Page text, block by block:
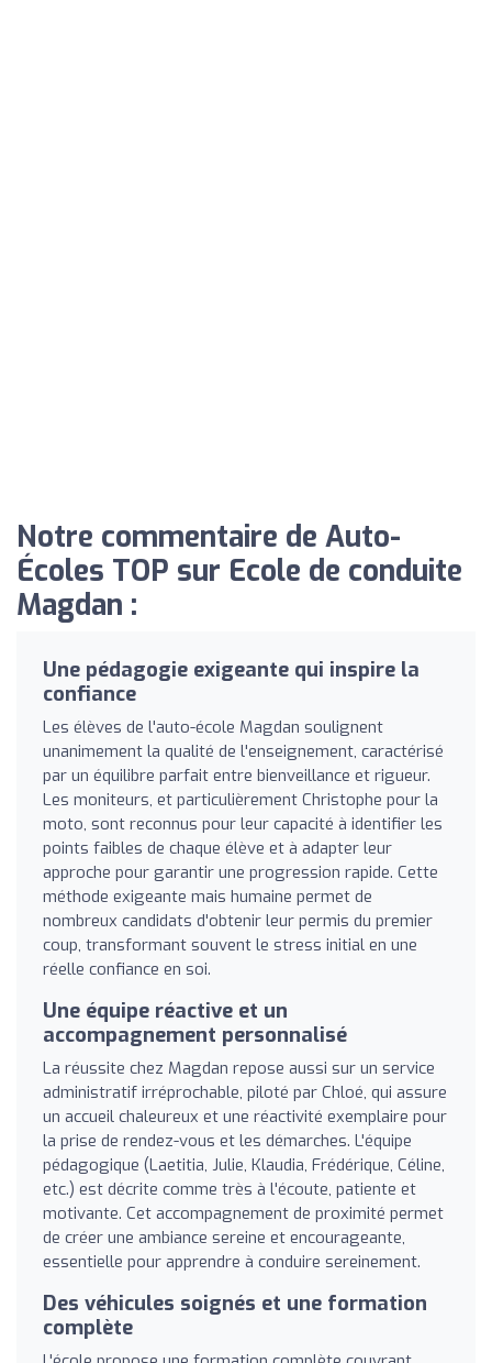
Notre commentaire de Auto-
Écoles TOP sur Ecole de conduite
Magdan :
Une pédagogie exigeante qui inspire la
confiance
Les élèves de l'auto-école Magdan soulignent
unanimement la qualité de l'enseignement, caractérisé
par un équilibre parfait entre bienveillance et rigueur.
Les moniteurs, et particulièrement Christophe pour la
moto, sont reconnus pour leur capacité à identifier les
points faibles de chaque élève et à adapter leur
approche pour garantir une progression rapide. Cette
méthode exigeante mais humaine permet de
nombreux candidats d'obtenir leur permis du premier
coup, transformant souvent le stress initial en une
réelle confiance en soi.
Une équipe réactive et un
accompagnement personnalisé
La réussite chez Magdan repose aussi sur un service
administratif irréprochable, piloté par Chloé, qui assure
un accueil chaleureux et une réactivité exemplaire pour
la prise de rendez-vous et les démarches. L'équipe
pédagogique (Laetitia, Julie, Klaudia, Frédérique, Céline,
etc.) est décrite comme très à l'écoute, patiente et
motivante. Cet accompagnement de proximité permet
de créer une ambiance sereine et encourageante,
essentielle pour apprendre à conduire sereinement.
Des véhicules soignés et une formation
complète